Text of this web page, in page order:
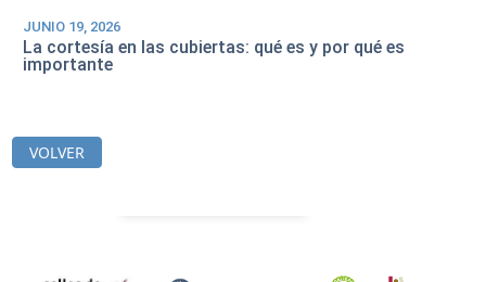
JUNIO 19, 2026
La cortesía en las cubiertas: qué es y por qué es
importante
VOLVER